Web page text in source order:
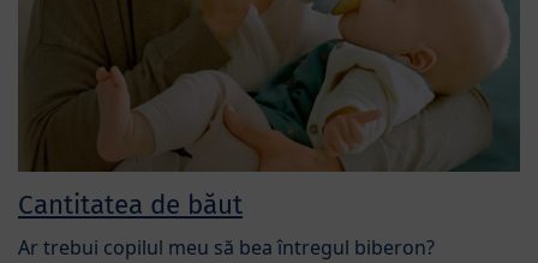
Cantitatea de băut
Ar trebui copilul meu să bea întregul biberon?